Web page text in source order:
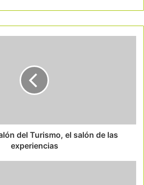
del Turismo, el salón de las
experiencias